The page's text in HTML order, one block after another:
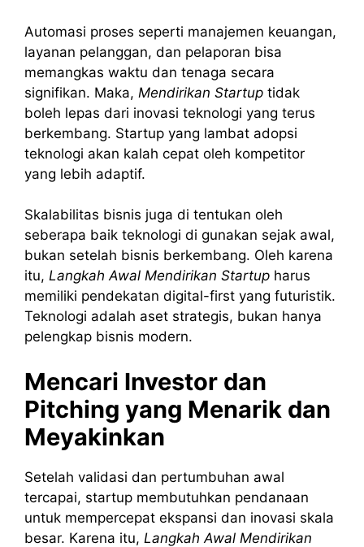
Automasi proses seperti manajemen keuangan,
layanan pelanggan, dan pelaporan bisa
memangkas waktu dan tenaga secara
signifikan. Maka, Mendirikan Startup tidak
boleh lepas dari inovasi teknologi yang terus
berkembang. Startup yang lambat adopsi
teknologi akan kalah cepat oleh kompetitor
yang lebih adaptif.
Skalabilitas bisnis juga di tentukan oleh
seberapa baik teknologi di gunakan sejak awal,
bukan setelah bisnis berkembang. Oleh karena
itu, Langkah Awal Mendirikan Startup harus
memiliki pendekatan digital-first yang futuristik.
Teknologi adalah aset strategis, bukan hanya
pelengkap bisnis modern.
Mencari Investor dan
Pitching yang Menarik dan
Meyakinkan
Setelah validasi dan pertumbuhan awal
tercapai, startup membutuhkan pendanaan
untuk mempercepat ekspansi dan inovasi skala
besar. Karena itu, Langkah Awal Mendirikan